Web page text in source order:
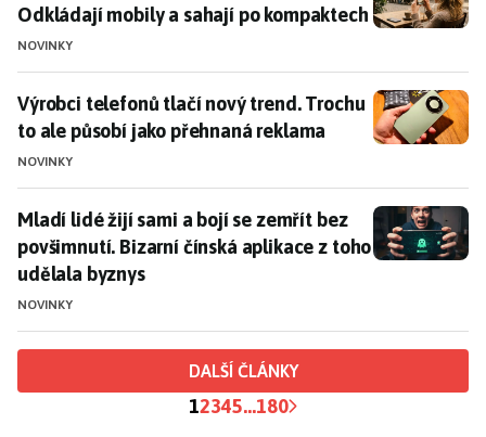
Odkládají mobily a sahají po kompaktech
NOVINKY
Výrobci telefonů tlačí nový trend. Trochu to ale
Výrobci telefonů tlačí nový trend. Trochu
to ale působí jako přehnaná reklama
NOVINKY
Mladí lidé žijí sami a bojí se zemřít bez povšimnutí.
Mladí lidé žijí sami a bojí se zemřít bez
povšimnutí. Bizarní čínská aplikace z toho
udělala byznys
NOVINKY
DALŠÍ ČLÁNKY
12345...180